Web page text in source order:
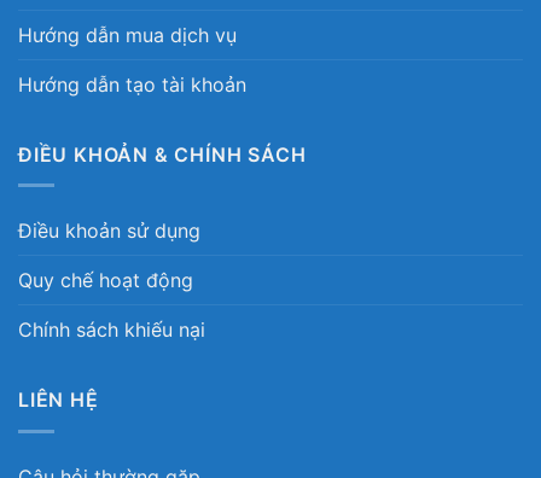
Hướng dẫn mua dịch vụ
Hướng dẫn tạo tài khoản
ĐIỀU KHOẢN & CHÍNH SÁCH
Điều khoản sử dụng
Quy chế hoạt động
Chính sách khiếu nại
LIÊN HỆ